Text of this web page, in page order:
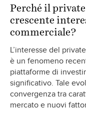
Perché il private
crescente
commerciale?
L’interesse del
è un fenomeno
piattaforme di
significativo. Tale
convergenza tra
mercato e nuovi